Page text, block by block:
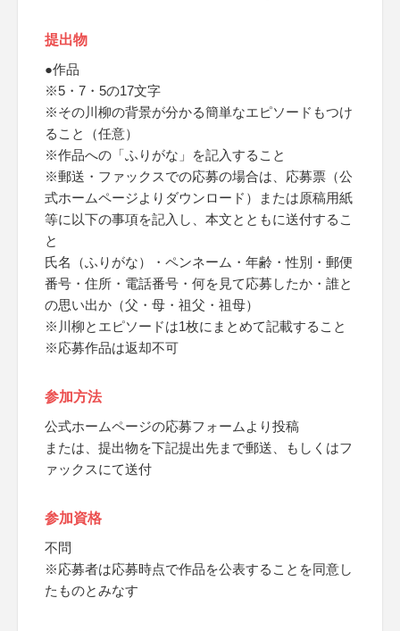
提出物
●作品
※5・7・5の17文字
※その川柳の背景が分かる簡単なエピソードもつけ
ること（任意）
※作品への「ふりがな」を記入すること
※郵送・ファックスでの応募の場合は、応募票（公
式ホームページよりダウンロード）または原稿用紙
等に以下の事項を記入し、本文とともに送付するこ
と
氏名（ふりがな）・ペンネーム・年齢・性別・郵便
番号・住所・電話番号・何を見て応募したか・誰と
の思い出か（父・母・祖父・祖母）
※川柳とエピソードは1枚にまとめて記載すること
※応募作品は返却不可
参加方法
公式ホームページの応募フォームより投稿
または、提出物を下記提出先まで郵送、もしくはフ
ァックスにて送付
参加資格
不問
※応募者は応募時点で作品を公表することを同意し
たものとみなす